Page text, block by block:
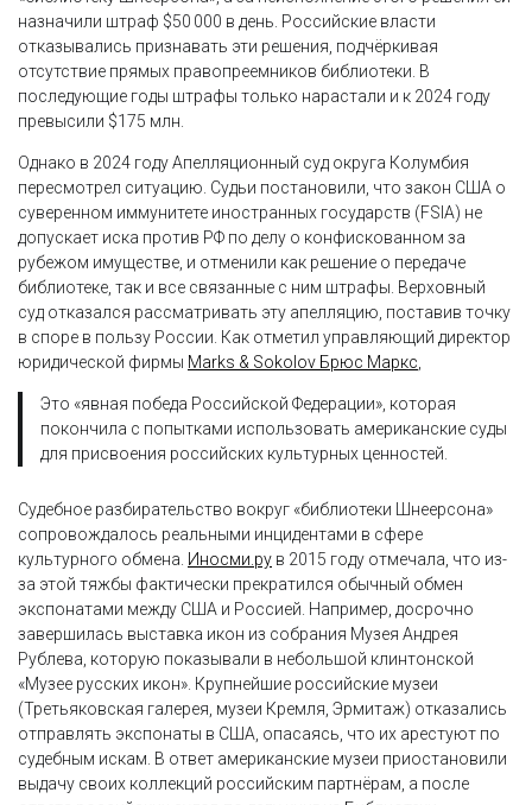
назначили штраф $50 000 в день. Российские власти
отказывались признавать эти решения, подчёркивая
отсутствие прямых правопреемников библиотеки. В
последующие годы штрафы только нарастали и к 2024 году
превысили $175 млн.
Однако в 2024 году Апелляционный суд округа Колумбия
пересмотрел ситуацию. Судьи постановили, что закон США о
суверенном иммунитете иностранных государств (FSIA) не
допускает иска против РФ по делу о конфискованном за
рубежом имуществе, и отменили как решение о передаче
библиотеке, так и все связанные с ним штрафы. Верховный
суд отказался рассматривать эту апелляцию, поставив точку
в споре в пользу России. Как отметил управляющий директор
юридической фирмы Marks & Sokolov Брюс Маркс
Это «явная победа Российской Федерации», которая
покончила с попытками использовать американские суды
для присвоения российских культурных ценностей.
Судебное разбирательство вокруг «библиотеки Шнеерсона»
сопровождалось реальными инцидентами в сфере
культурного обмена. Иносми.ру в 2015 году отмечала, что из-
за этой тяжбы фактически прекратился обычный обмен
экспонатами между США и Россией. Например, досрочно
завершилась выставка икон из собрания Музея Андрея
Рублева, которую показывали в небольшой клинтонской
«Музее русских икон». Крупнейшие российские музеи
(Третьяковская галерея, музеи Кремля, Эрмитаж) отказались
отправлять экспонаты в США, опасаясь, что их арестуют по
судебным искам. В ответ американские музеи приостановили
выдачу своих коллекций российским партнёрам, а после